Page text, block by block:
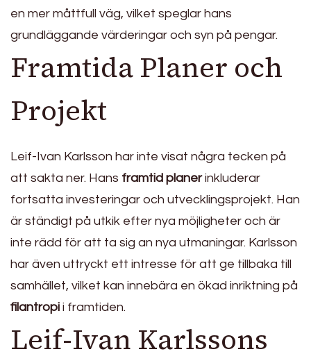
en mer måttfull väg, vilket speglar hans
grundläggande värderingar och syn på pengar.
Framtida Planer och
Projekt
Leif-Ivan Karlsson har inte visat några tecken på
att sakta ner. Hans framtid planerinkluderar
fortsatta investeringar och utvecklingsprojekt. Han
är ständigt på utkik efter nya möjligheter och är
inte rädd för att ta sig an nya utmaningar. Karlsson
har även uttryckt ett intresse för att ge tillbaka till
samhället, vilket kan innebära en ökad inriktning på
filantropi i framtiden.
Leif-Ivan Karlssons